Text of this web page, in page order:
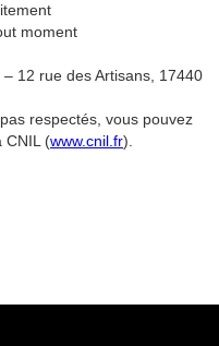
moment
12 rue des Artisans, 17440
respectés, vous pouvez
CNIL (www.cnil.fr).